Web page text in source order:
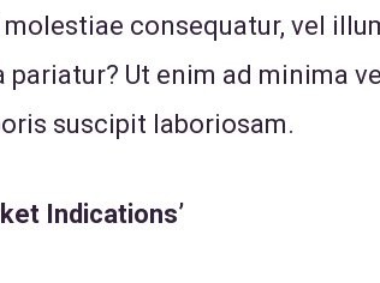
consequatur, vel
pariatur? Ut enim ad minima
suscipit laboriosam.
Indications’